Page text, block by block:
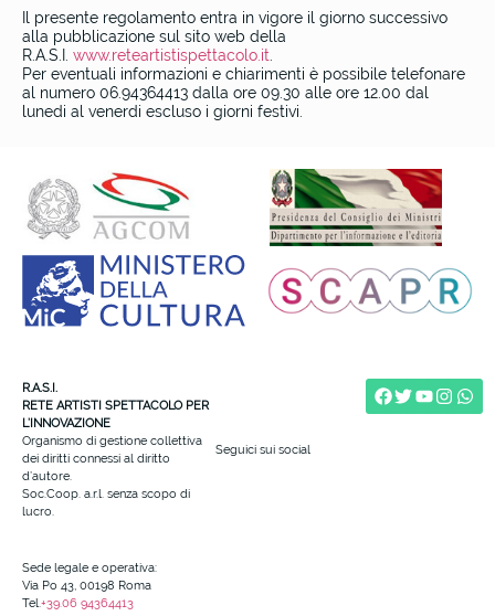
Il presente regolamento entra in vigore il giorno successivo
alla pubblicazione sul sito web della
R.A.S.I. www.reteartistispettacolo.it
Per eventuali informazioni e chiarimenti è possibile telefonare
al numero 06.94364413 dalla ore 09.30 alle ore 12.00 dal
lunedi al venerdi escluso i giorni festivi.
R.A.S.I.
RETE ARTISTI SPETTACOLO PER
L’INNOVAZIONE
Organismo di gestione collettiva
dei diritti connessi al diritto
d’autore.
Soc.Coop. a.r.l. senza scopo di
lucro.
Seguici sui social
Sede legale e operativa:
Via Po 43, 00198 Roma
Tel. +39.06 94364413